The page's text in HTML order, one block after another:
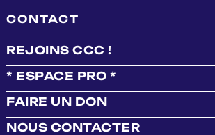
CONTACT
REJOINS CCC !
* ESPACE PRO *
FAIRE UN DON
NOUS CONTACTER